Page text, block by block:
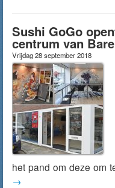
Sushi GoGo
centrum van
Vrijdag 28 september 2018
het pand om deze om
→